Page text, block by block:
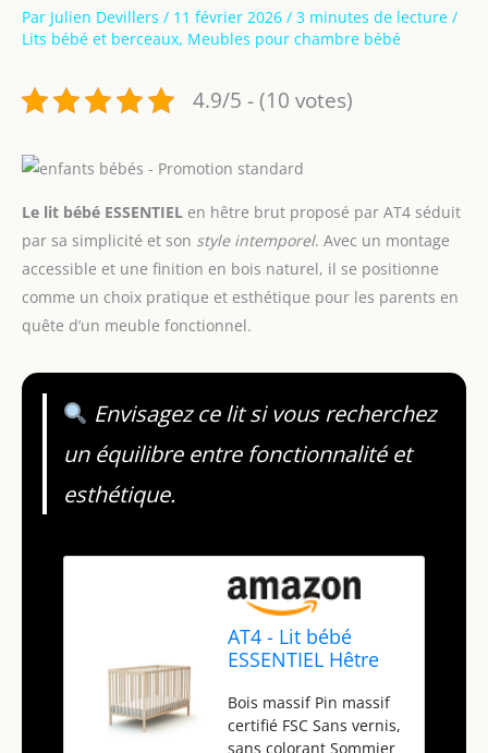
Par Julien Devillers / 11 février 2026 / 3 minutes de lecture /
Lits bébé et berceaux, Meubles pour chambre bébé
4.9/5 - (10 votes)
Le lit bébé ESSENTIEL en hêtre brut proposé par AT4 séduit
par sa simplicité et son style intemporel. Avec un montage
accessible et une finition en bois naturel, il se positionne
comme un choix pratique et esthétique pour les parents en
quête d’un meuble fonctionnel.
Envisagez ce lit si vous recherchez
un équilibre entre fonctionnalité et
esthétique.
AT4 - Lit bébé
ESSENTIEL Hêtre
réglable 3
hauteurs
Bois massif Pin massif
certifié FSC Sans vernis,
sans colorant Sommier